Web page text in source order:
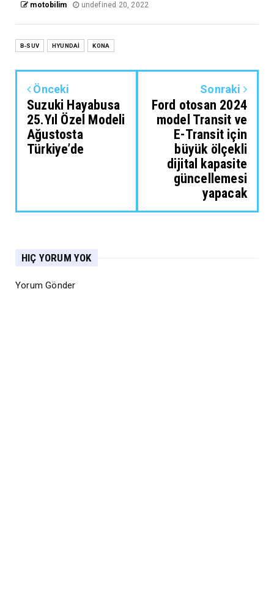
motobilim undefined 20, 2022
B-SUV HYUNDAİ KONA
Önceki
Suzuki Hayabusa
25.Yıl Özel Modeli
Ağustosta
Türkiye’de
Sonraki
Ford otosan 2024
model Transit ve
E-Transit için
büyük ölçekli
dijital kapasite
güncellemesi
yapacak
HIÇ YORUM YOK
Yorum Gönder